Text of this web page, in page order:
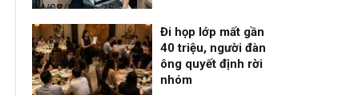
Đọc & Ngẫm
04/08/26, 16:25
Đi họp lớp mất gần
40 triệu, người đàn
ông quyết định rời
nhóm